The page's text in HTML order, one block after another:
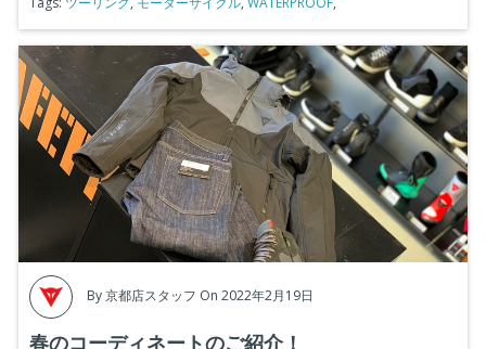
By京都店スタッフ On 2022年2月19日
春のコーディネートのご紹介！